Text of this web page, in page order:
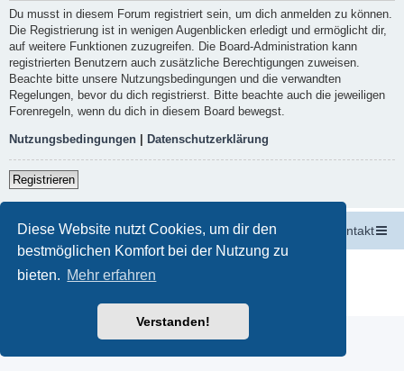
Diese Website nutzt Cookies, um dir den
bestmöglichen Komfort bei der Nutzung zu
bieten. Mehr erfahren
Verstanden!
Du musst in diesem Forum registriert sein, um dich anmelden zu können.
Die Registrierung ist in wenigen Augenblicken erledigt und ermöglicht dir,
auf weitere Funktionen zuzugreifen. Die Board-Administration kann
registrierten Benutzern auch zusätzliche Berechtigungen zuweisen.
Beachte bitte unsere Nutzungsbedingungen und die verwandten
Regelungen, bevor du dich registrierst. Bitte beachte auch die jeweiligen
Forenregeln, wenn du dich in diesem Board bewegst.
Nutzungsbedingungen Datenschutzerklärung
Registrieren
Startseite Portal Foren-Übersicht Kontakt
Powered by
® Forum Software © phpBB Limited
Deutsche Übersetzung durch